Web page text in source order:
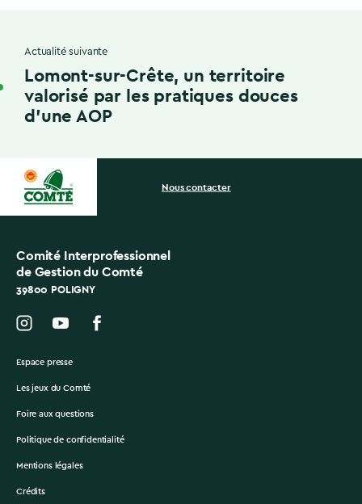
Actualité suivante
Lomont-sur-Crête, un territoire
valorisé par les pratiques douces
d’une AOP
Comité Interprofessionnel
de Gestion du Comté
39800 POLIGNY
Nous contacter
Espace presse
Les jeux du Comté
Foire aux questions
Politique de confidentialité
Mentions légales
Crédits